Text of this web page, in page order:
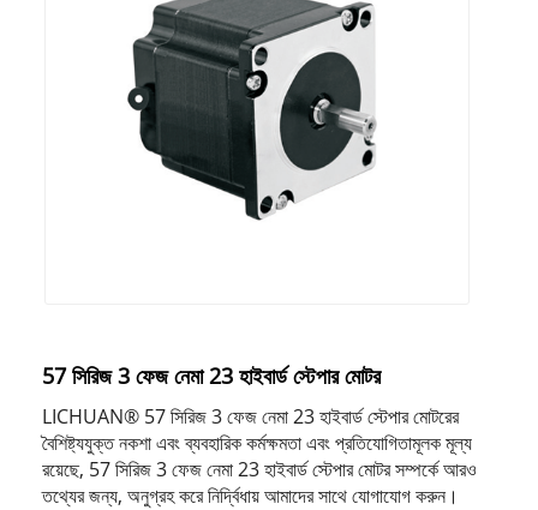
57 সিরিজ 3 ফেজ নেমা 23 হাইবার্ড স্টেপার মোটর
LICHUAN® 57 সিরিজ 3 ফেজ নেমা 23 হাইবার্ড স্টেপার মোটরের
বৈশিষ্ট্যযুক্ত নকশা এবং ব্যবহারিক কর্মক্ষমতা এবং প্রতিযোগিতামূলক মূল্য
রয়েছে, 57 সিরিজ 3 ফেজ নেমা 23 হাইবার্ড স্টেপার মোটর সম্পর্কে আরও
তথ্যের জন্য, অনুগ্রহ করে নির্দ্বিধায় আমাদের সাথে যোগাযোগ করুন।